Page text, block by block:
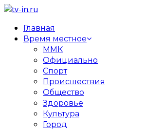
Главная
Время местное
ММК
Официально
Спорт
Происшествия
Общество
Здоровье
Культура
Город